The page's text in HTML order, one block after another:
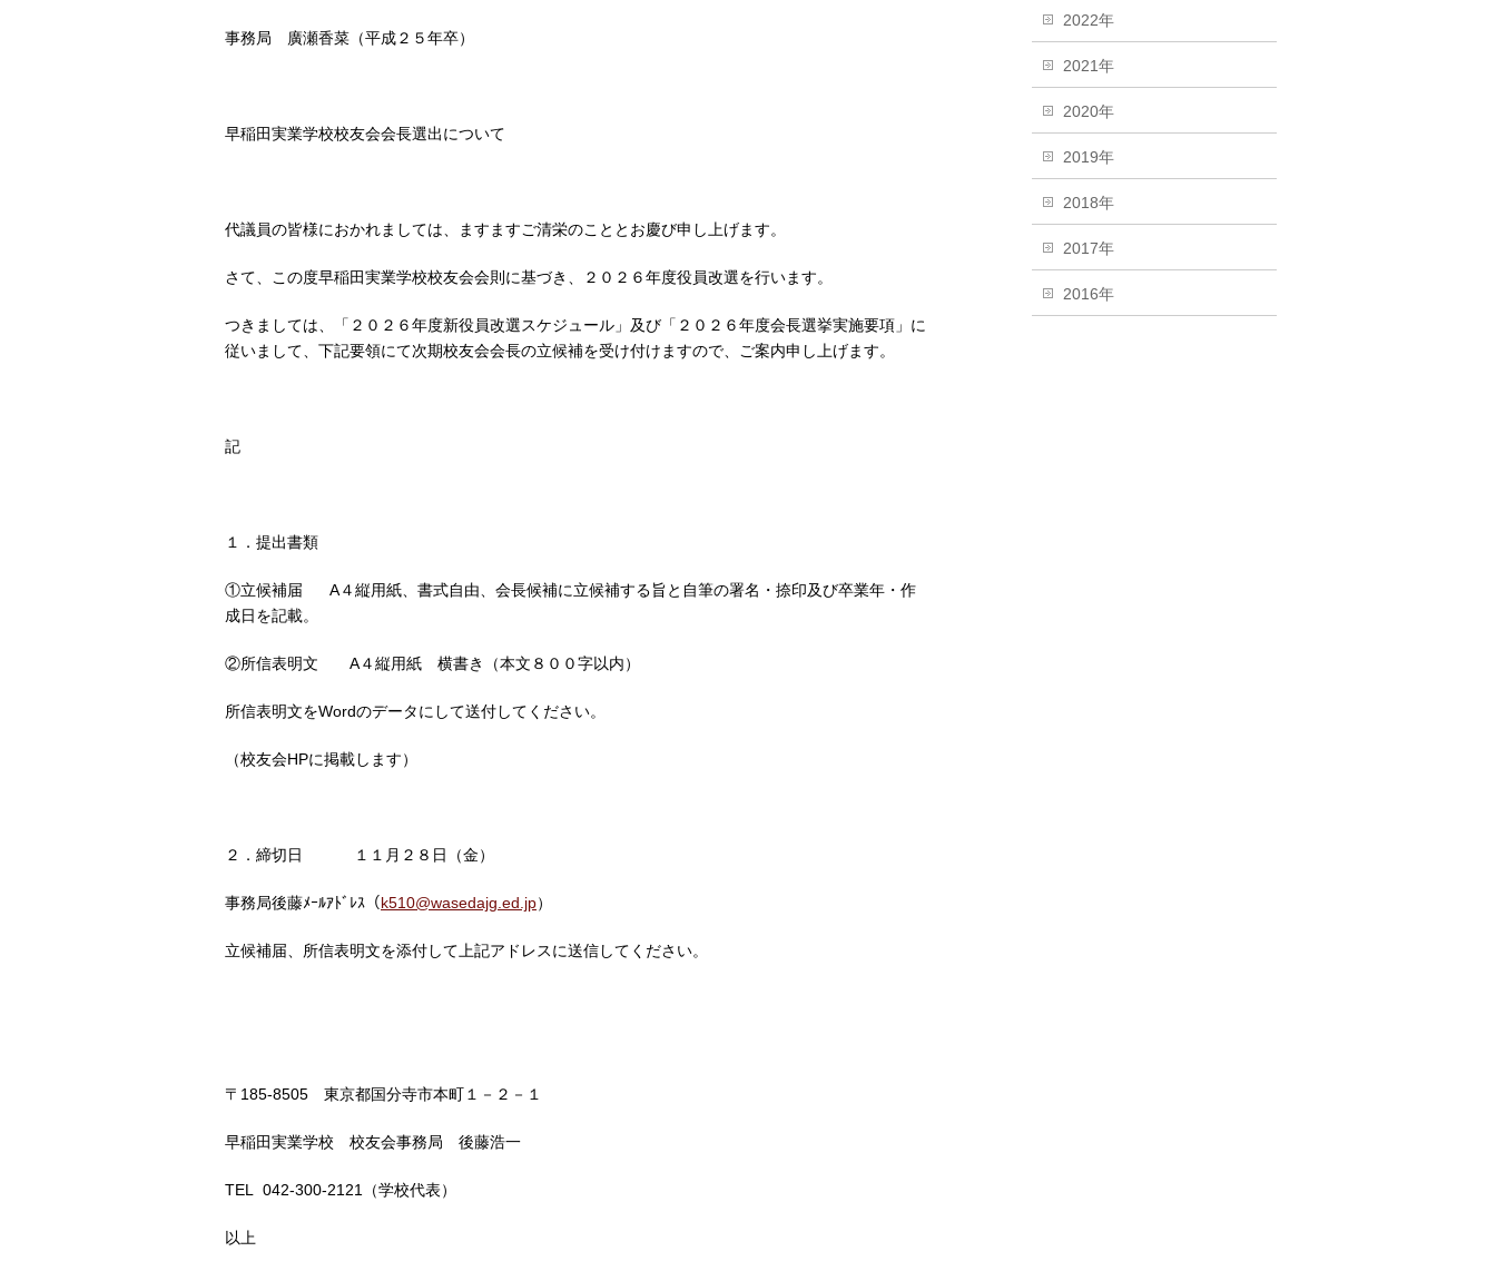
事務局 廣瀬香菜（平成２５年卒）
早稲田実業学校校友会会長選出について
代議員の皆様におかれましては、ますますご清栄のこととお慶び申し上げます。
さて、この度早稲田実業学校校友会会則に基づき、２０２６年度役員改選を行います。
つきましては、「２０２６年度新役員改選スケジュール」及び「２０２６年度会長選挙実施要項」に
従いまして、下記要領にて次期校友会会長の立候補を受け付けますので、ご案内申し上げます。
記
１．提出書類
①立候補届 A４縦用紙、書式自由、会長候補に立候補する旨と自筆の署名・捺印及び卒業年・作
成日を記載。
②所信表明文 A４縦用紙 横書き（本文８００字以内）
所信表明文をWordのデータにして送付してください。
（校友会HPに掲載します）
２．締切日 １１月２８日（金）
事務局後藤ﾒｰﾙｱﾄﾞﾚｽ（k510@wasedajg.ed.jp）
立候補届、所信表明文を添付して上記アドレスに送信してください。
〒185-8505 東京都国分寺市本町１－２－１
早稲田実業学校 校友会事務局 後藤浩一
TEL 042-300-2121（学校代表）
以上
2022年
2021年
2020年
2019年
2018年
2017年
2016年